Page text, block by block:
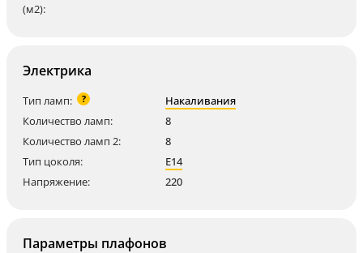
(м2):
Электрика
Тип ламп: ?
Накаливания
Количество ламп:
8
Количество ламп 2:
8
Тип цоколя:
E14
Напряжение:
220
Параметры плафонов